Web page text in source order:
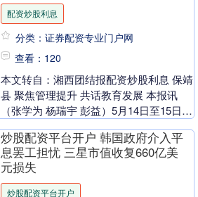
配资炒股利息
分类：证券配资专业门户网
查看：120
本文转自：湘西团结报配资炒股利息 保靖
县 聚焦管理提升 共话教育发展 本报讯
（张学为 杨瑞宇 彭益）5月14日至15日，
年”现....
炒股配资平台开户 韩国政府介入平
息罢工担忧 三星市值收复660亿美
元损失
炒股配资平台开户